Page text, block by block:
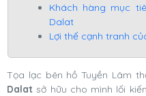
Khách hàng mục
Dalat
Lợi thế cạnh tranh
Tọa lạc bên hồ Tuyền Lâm
Dalatsở hữu cho mình lối